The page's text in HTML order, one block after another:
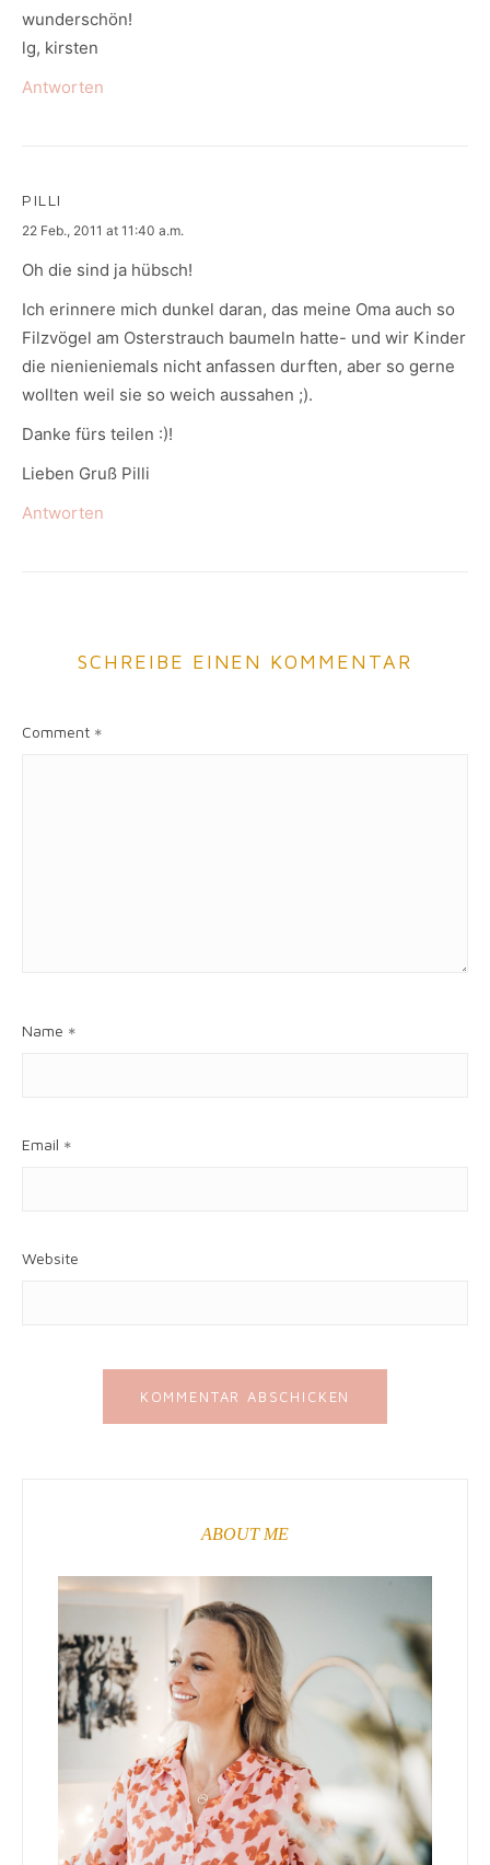
wunderschön!
lg, kirsten
Antworten
PILLI
says:
22 Feb., 2011 at 11:40 a.m.
Oh die sind ja hübsch!
Ich erinnere mich dunkel daran, das meine Oma auch so
Filzvögel am Osterstrauch baumeln hatte- und wir Kinder
die nienieniemals nicht anfassen durften, aber so gerne
wollten weil sie so weich aussahen ;).
Danke fürs teilen :)!
Lieben Gruß Pilli
Antworten
SCHREIBE EINEN KOMMENTAR
Comment *
Name *
Email *
Website
ABOUT ME